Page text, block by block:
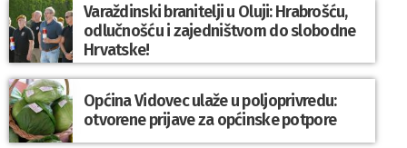
Varaždinski branitelji u Oluji: Hrabrošću,
odlučnošću i zajedništvom do slobodne
Hrvatske!
Općina Vidovec ulaže u poljoprivredu:
otvorene prijave za općinske potpore